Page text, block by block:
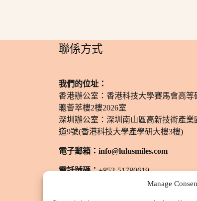
Manage
​聯係方式
我們的位址：
香港辦公室：香港科技大學賽馬會高等
聰薈萃樓2樓2026室
深圳辦公室：深圳南山區高新技術產業
道9號(香港科技大學產學研大樓3樓)
電子郵箱： info@lulusmiles.com
電話號碼：+852-51780619
週一至週六：11 am - 8 pm